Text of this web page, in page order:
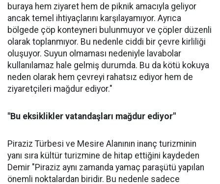
buraya hem ziyaret hem de piknik amacıyla geliyor
ancak temel ihtiyaçlarını karşılayamıyor. Ayrıca
bölgede çöp konteyneri bulunmuyor ve çöpler düzenli
olarak toplanmıyor. Bu nedenle ciddi bir çevre kirliliği
oluşuyor. Suyun olmaması nedeniyle lavabolar
kullanılamaz hale gelmiş durumda. Bu da kötü kokuya
neden olarak hem çevreyi rahatsız ediyor hem de
ziyaretçileri mağdur ediyor."
"Bu eksiklikler vatandaşları mağdur ediyor"
Piraziz Türbesi ve Mesire Alanının inanç turizminin
yanı sıra kültür turizmine de hitap ettiğini kaydeden
Demir "Piraziz aynı zamanda yamaç paraşütü yapılan
önemli noktalardan biridir. Bu nedenle sadece